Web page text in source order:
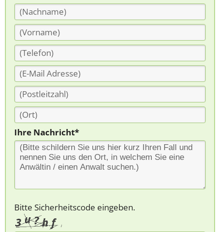
Ihre Nachricht*
Bitte Sicherheitscode eingeben.